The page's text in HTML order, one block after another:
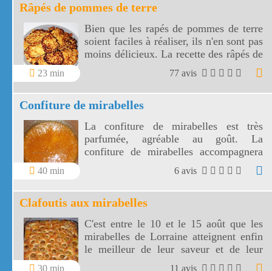
Râpés de pommes de terre
23 min
Bien que les rapés de pommes de terre
soient faciles à réaliser, ils n'en sont pas
moins délicieux. La recette des râpés de
pommes de terre a pour base des
produits de la région Lorraine, plus
précisément des Vosges.
77 avis
Confiture de mirabelles
40 min
La confiture de mirabelles est très
parfumée, agréable au goût. La
confiture de mirabelles accompagnera
vos petits déjeuners ou vos goûters pour
6 avis
Clafoutis aux mirabelles
30 min
C'est entre le 10 et le 15 août que les
mirabelles de Lorraine atteignent enfin
le meilleur de leur saveur et de leur
maturité. Voici une façon de les
11 avis